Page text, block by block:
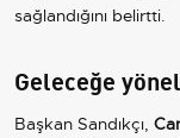
sağlandığını belirtti.
Geleceğe
Başkan Sandıkçı,